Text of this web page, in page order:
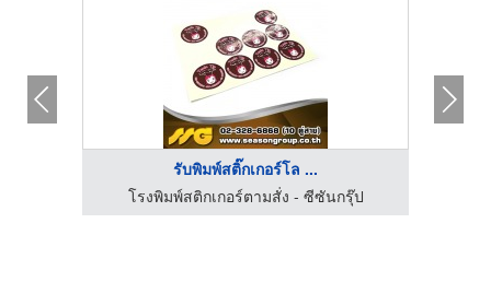
รับพิมพ์สติ๊กเกอร์โล ...
โรงพิมพ์สติกเกอร์ตามสั่ง - ซีซันกรุ๊ป